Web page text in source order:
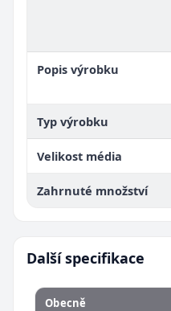
Popis výrobku
Typ výrobku
Velikost média
Zahrnuté množství
Další specifikace
Obecně